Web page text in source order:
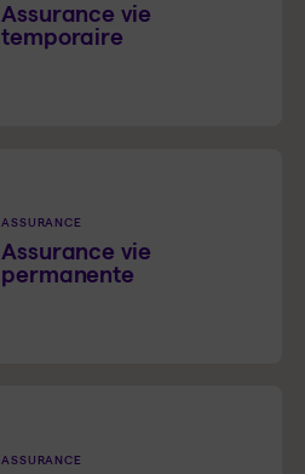
Assurance vie
temporaire
ASSURANCE
Assurance vie
permanente
ASSURANCE